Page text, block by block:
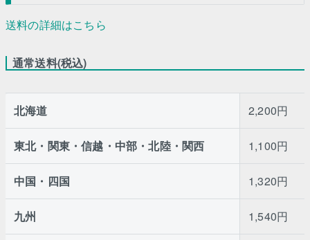
送料の詳細はこちら
通常送料(税込)
北海道 2,200円
東北・関東・信越・中部・北陸・関西 1,100円
中国・四国 1,320円
九州 1,540円